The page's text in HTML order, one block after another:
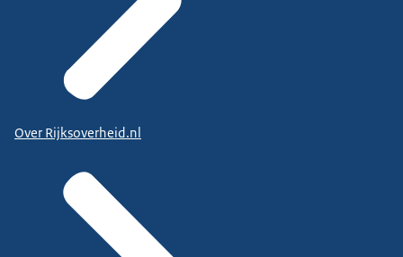
Over Rijksoverheid.nl